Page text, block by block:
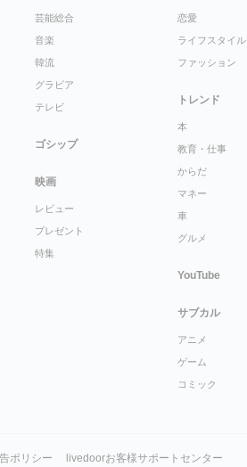
芸能総合
音楽
韓流
グラビア
テレビ
ゴシップ
映画
レビュー
プレゼント
特集
恋愛
ライフスタイル
ファッション
トレンド
本
教育・仕事
からだ
マネー
車
グルメ
YouTube
サブカル
アニメ
ゲーム
コミック
ポリシー livedoorお客様サポートセンター